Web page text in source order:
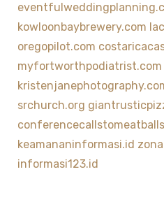
kowloonbaybrewery.com
oregopilot.com
myfortworthpodiatrist.com
srchurch.org
keamananinformasi.id
informasi123.id